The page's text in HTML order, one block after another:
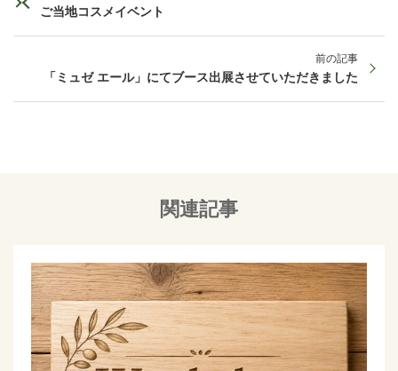
ご当地コスメイベント
前の記事
「ミュゼ エール」にてブース出展させていただきました
関連記事